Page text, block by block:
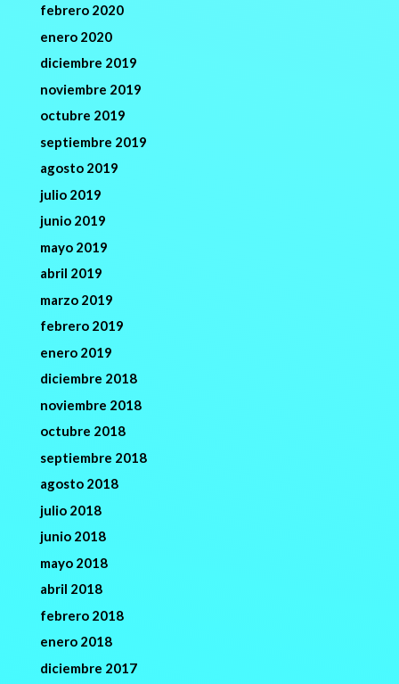
febrero 2020
enero 2020
diciembre 2019
noviembre 2019
octubre 2019
septiembre 2019
agosto 2019
julio 2019
junio 2019
mayo 2019
abril 2019
marzo 2019
febrero 2019
enero 2019
diciembre 2018
noviembre 2018
octubre 2018
septiembre 2018
agosto 2018
julio 2018
junio 2018
mayo 2018
abril 2018
febrero 2018
enero 2018
diciembre 2017